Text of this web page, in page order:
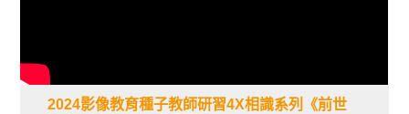
2024影像教育種子教師研習4X相識系列《前世